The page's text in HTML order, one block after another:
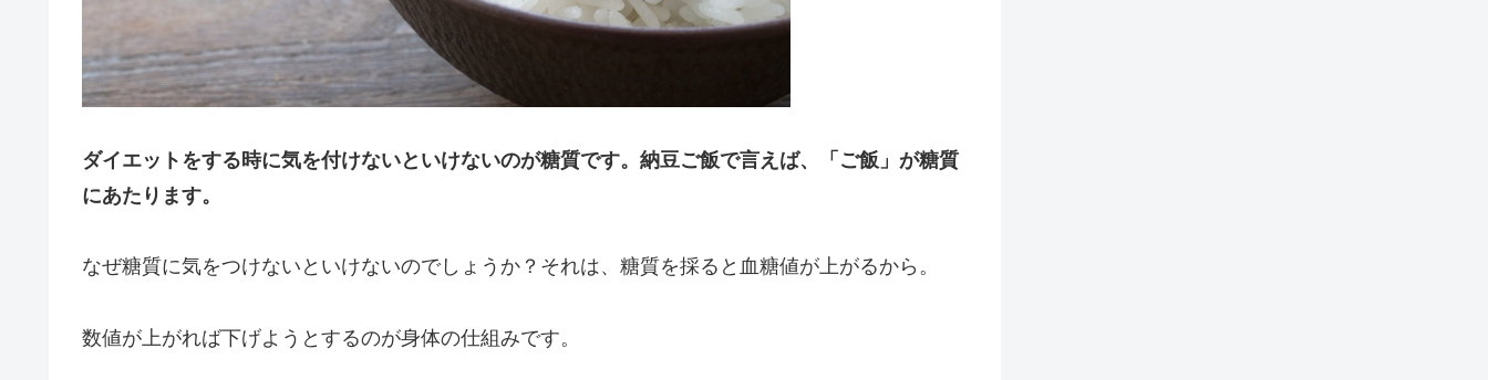
ダイエットをする時に気を付けないといけないのが糖質です。納豆ご飯で言えば、「ご飯」が糖質
にあたります。
なぜ糖質に気をつけないといけないのでしょうか？それは、糖質を採ると血糖値が上がるから。
数値が上がれば下げようとするのが身体の仕組みです。